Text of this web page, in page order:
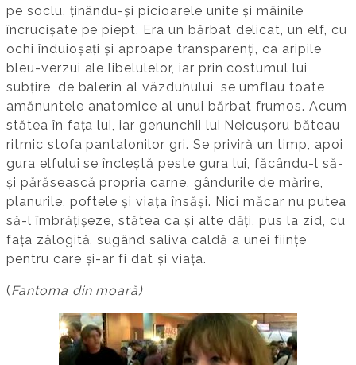
pe soclu, ținându-și picioarele unite și mâinile
încrucișate pe piept. Era un bărbat delicat, un elf, cu
ochi înduioșați și aproape transparenți, ca aripile
bleu-verzui ale libelulelor, iar prin costumul lui
subțire, de balerin al văzduhului, se umflau toate
amănuntele anatomice al unui bărbat frumos. Acum
stătea în fața lui, iar genunchii lui Neicușoru băteau
ritmic stofa pantalonilor gri. Se priviră un timp, apoi
gura elfului se încleștă peste gura lui, făcându-l să-
și părăsească propria carne, gândurile de mărire,
planurile, poftele și viața însăși. Nici măcar nu putea
să-l îmbrățișeze, stătea ca și alte dăți, pus la zid, cu
fața zălogită, sugând saliva caldă a unei ființe
pentru care și-ar fi dat și viața.
(Fantoma din moară)